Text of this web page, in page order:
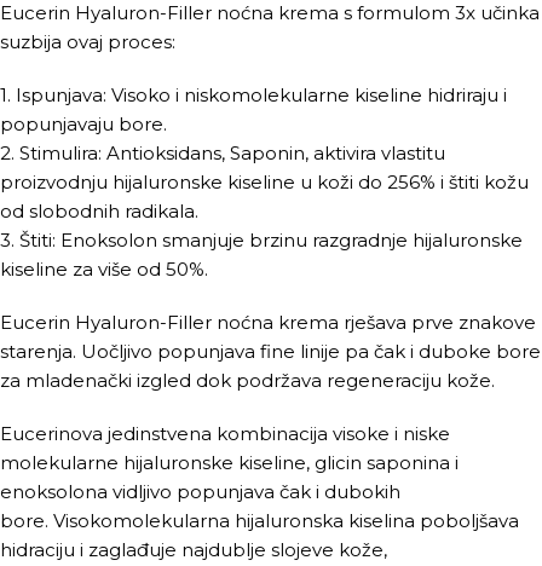
Eucerin Hyaluron-Filler noćna krema s formulom 3x učinka
suzbija ovaj proces:
1. Ispunjava: Visoko i niskomolekularne kiseline hidriraju i
popunjavaju bore.
2. Stimulira: Antioksidans, Saponin, aktivira vlastitu
proizvodnju hijaluronske kiseline u koži do 256% i štiti kožu
od slobodnih radikala.
3. Štiti: Enoksolon smanjuje brzinu razgradnje hijaluronske
kiseline za više od 50%.
Eucerin Hyaluron-Filler noćna krema rješava prve znakove
starenja. Uočljivo popunjava fine linije pa čak i duboke bore
za mladenački izgled dok podržava regeneraciju kože.
Eucerinova jedinstvena kombinacija visoke i niske
molekularne hijaluronske kiseline, glicin saponina i
enoksolona vidljivo popunjava čak i dubokih
bore. Visokomolekularna hijaluronska kiselina poboljšava
hidraciju i zaglađuje najdublje slojeve kože,